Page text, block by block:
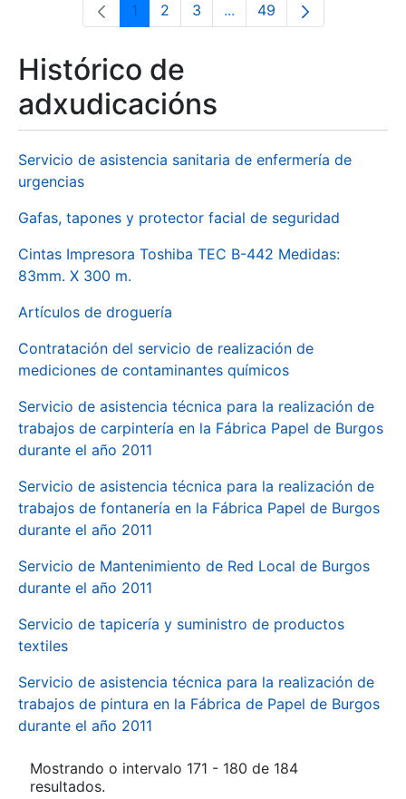
Páxina
1 Páxina
2 Páxina
3 ...Páxinas intermedias Use
Páxina
49
Histórico de
adxudicacións
Servicio de asistencia sanitaria de enfermería de
urgencias
Gafas, tapones y protector facial de seguridad
Cintas Impresora Toshiba TEC B-442 Medidas:
83mm. X 300 m.
Artículos de droguería
Contratación del servicio de realización de
mediciones de contaminantes químicos
Servicio de asistencia técnica para la realización de
trabajos de carpintería en la Fábrica Papel de Burgos
durante el año 2011
Servicio de asistencia técnica para la realización de
trabajos de fontanería en la Fábrica Papel de Burgos
durante el año 2011
Servicio de Mantenimiento de Red Local de Burgos
durante el año 2011
Servicio de tapicería y suministro de productos
textiles
Servicio de asistencia técnica para la realización de
trabajos de pintura en la Fábrica de Papel de Burgos
durante el año 2011
Mostrando o intervalo 171 - 180 de 184
resultados.